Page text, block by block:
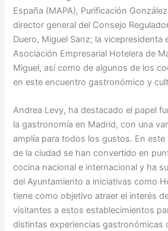
España (MAPA), Purificación
director general del Consejo
Duero, Miguel Sanz; la vicepresidenta
Asociación Empresarial Hotelera de
Miguel, así como de algunos de los
en este encuentro gastronómico y
Andrea Levy, ha destacado el papel
la gastronomía en Madrid, con una
amplía para todos los gustos. En
de la ciudad se han convertido en
cocina nacional e internacional y ha
del Ayuntamiento a iniciativas como
tiene como objetivo atraer el interés
visitantes a estos establecimientos
distintas experiencias gastronómicas